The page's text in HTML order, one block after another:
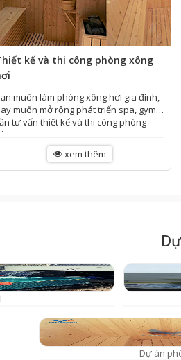
kế và thi công phòng xông
muốn làm phòng xông hơi gia đình,
muốn mở rộng phát triển spa, gym…
tư vấn thiết kế và thi công phòng
xông...
xem thêm
Dự án